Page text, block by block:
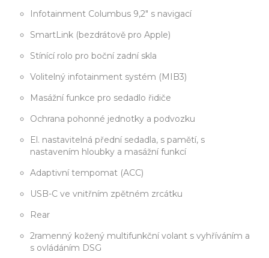
Infotainment Columbus 9,2" s navigací
SmartLink (bezdrátově pro Apple)
Stínící rolo pro boční zadní skla
Volitelný infotainment systém (MIB3)
Masážní funkce pro sedadlo řidiče
Ochrana pohonné jednotky a podvozku
El. nastavitelná přední sedadla, s pamětí, s
nastavením hloubky a masážní funkcí
Adaptivní tempomat (ACC)
USB-C ve vnitřním zpětném zrcátku
Rear
2ramenný kožený multifunkční volant s vyhříváním a
s ovládáním DSG